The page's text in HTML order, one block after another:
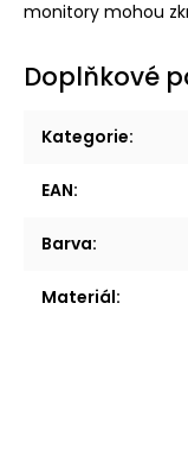
monitory mohou
Doplňkové
Kategorie:
EAN:
Barva:
Materiál: